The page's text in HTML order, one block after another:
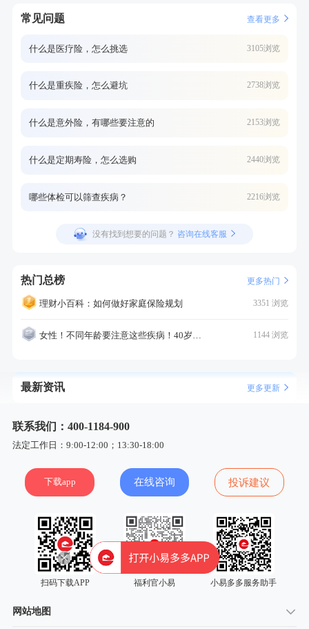
常见问题 查看更多
什么是医疗险，怎么挑选 3105浏览
什么是重疾险，怎么避坑 2738浏览
什么是意外险，有哪些要注意的 2153浏览
什么是定期寿险，怎么选购 2440浏览
哪些体检可以筛查疾病？ 2216浏览
没有找到想要的问题？ 咨询在线客服
热门总榜 更多热门
理财小百科：如何做好家庭保险规划 3351 浏览
女性！不同年龄要注意这些疾病！40岁的这个疾病最需要注意！ 1144 浏览
最新资讯 更多更新
联系我们：400-1184-900
法定工作日：9:00-12:00；13:30-18:00
下载app 在线咨询 投诉建议
扫码下载APP 福利官小易 小易多多服务助手
网站地图